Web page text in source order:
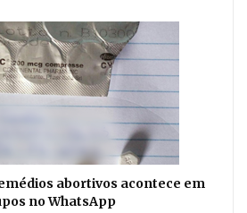
abortivos acontece em
no WhatsApp